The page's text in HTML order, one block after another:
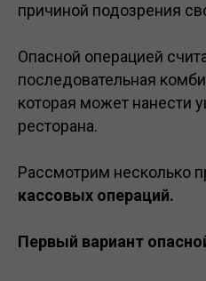
причиной подозрения
Опасной операцией
последовательная
которая может нанести
ресторана.
Рассмотрим несколько
кассовых операций.
Первый вариант